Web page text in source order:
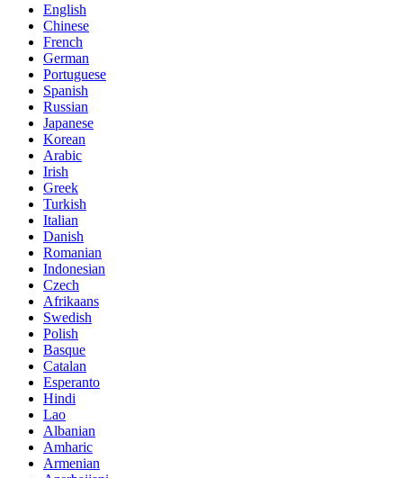
English
Chinese
French
German
Portuguese
Spanish
Russian
Japanese
Korean
Arabic
Irish
Greek
Turkish
Italian
Danish
Romanian
Indonesian
Czech
Afrikaans
Swedish
Polish
Basque
Catalan
Esperanto
Hindi
Lao
Albanian
Amharic
Armenian